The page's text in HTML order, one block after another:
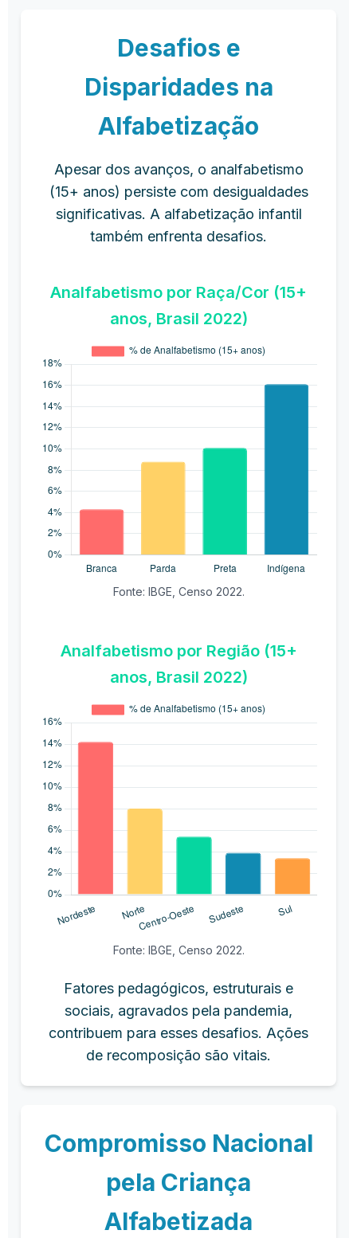
Desafios e
Disparidades na
Alfabetização
Apesar dos avanços, o analfabetismo
(15+ anos) persiste com desigualdades
significativas. A alfabetização infantil
também enfrenta desafios.
Analfabetismo por Raça/Cor (15+
anos, Brasil 2022)
Fonte: IBGE, Censo 2022.
Analfabetismo por Região (15+
anos, Brasil 2022)
Fonte: IBGE, Censo 2022.
Fatores pedagógicos, estruturais e
sociais, agravados pela pandemia,
contribuem para esses desafios. Ações
de recomposição são vitais.
Compromisso Nacional
pela Criança
Alfabetizada